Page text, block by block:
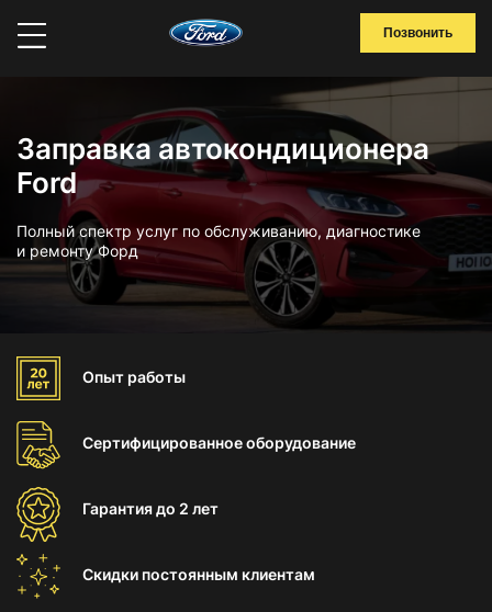
Позвонить
Заправка автокондиционера
Ford
Полный спектр услуг по обслуживанию, диагностике
и ремонту Форд
Опыт работы
Сертифицированноеоборудование
Гарантиядо 2 лет
Скидки постоянным клиентам